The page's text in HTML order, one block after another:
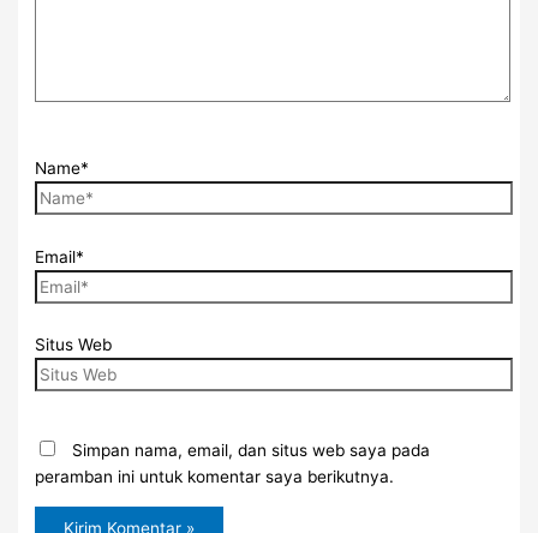
Name*
Email*
Situs Web
Simpan nama, email, dan situs web saya pada
peramban ini untuk komentar saya berikutnya.